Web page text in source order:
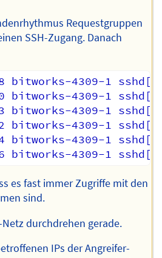
Requestgruppen
SSH-Zugang. Danach
bitworks-4309-1
bitworks-4309-1
bitworks-4309-1
bitworks-4309-1
bitworks-4309-1
es fast immer Zugriffe mit den
sind.
durchdrehen gerade.
IPs der Angreifer-